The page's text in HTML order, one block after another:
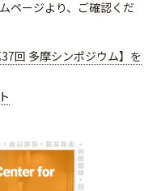
ページより、ご確認くだ
回 多摩シンポジウム】を